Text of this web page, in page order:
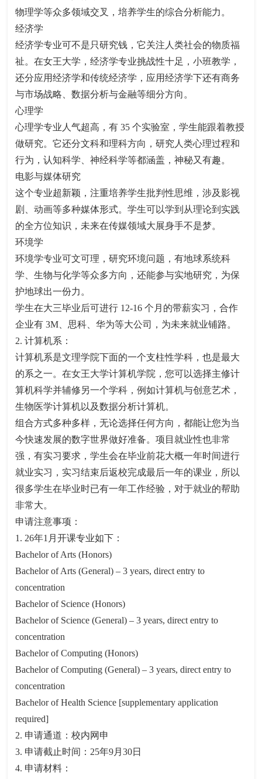
物理学等众多领域交叉，培养学生的综合分析能力。
经济学
经济学专业可不是只研究钱，它关注人类社会的物质福
祉。在女王大学，经济学专业挑战性十足，小班教学，
还分应用经济学和传统经济学，应用经济学下还有商务
与市场战略、数据分析与金融等细分方向。
心理学
心理学专业人气超高，有 35 个实验室，学生能跟着教授
做研究。它还分文科和理科方向，研究人类心理过程和
行为，认知科学、神经科学等都涵盖，神秘又有趣。
电影与媒体研究
这个专业超新颖，注重培养学生批判性思维，涉及影视
剧、动画等多种媒体形式。学生可以学到从理论到实践
的全方位知识，未来在传媒领域大展身手不是梦。
环境学
环境学专业可文可理，研究环境问题，有地球系统科
学、生物与化学等众多方向，还能参与实地研究，为保
护地球出一份力。
学生在大三毕业后可进行 12-16 个月的带薪实习，合作
企业有 3M、思科、华为等大公司，为未来就业铺路。
2. 计算机系：
计算机系是文理学院下面的一个支柱性学科，也是最大
的系之一。在女王大学计算机学院，您可以选择主修计
算机科学并辅修另一个学科，例如计算机与创意艺术，
生物医学计算机以及数据分析计算机。
组合方式多种多样，无论选择任何方向，都能让您为当
今快速发展的数字世界做好准备。项目就业性也非常
强，有实习要求，学生会在毕业前花大概一年时间进行
就业实习，实习结束后返校完成最后一年的课业，所以
很多学生在毕业时已有一年工作经验，对于就业的帮助
非常大。
申请注意事项：
1. 26年1月开课专业如下：
Bachelor of Arts (Honors)
Bachelor of Arts (General) – 3 years, direct entry to
concentration
Bachelor of Science (Honors)
Bachelor of Science (General) – 3 years, direct entry to
concentration
Bachelor of Computing (Honors)
Bachelor of Computing (General) – 3 years, direct entry to
concentration
Bachelor of Health Science [supplementary application
required]
2. 申请通道：校内网申
3. 申请截止时间：25年9月30日
4. 申请材料：